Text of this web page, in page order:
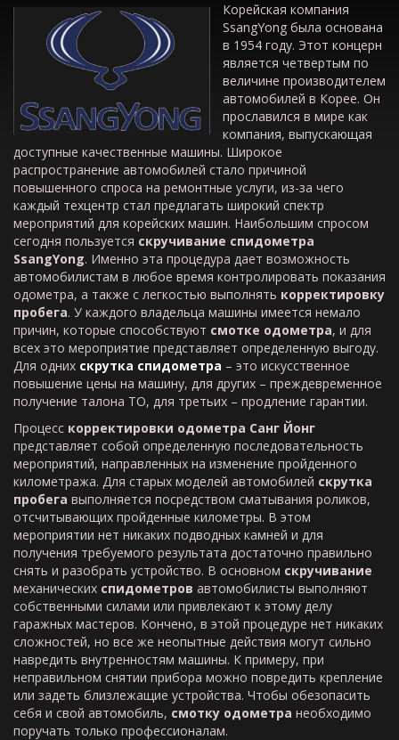
Корейская компания
SsangYong была основана
в 1954 году. Этот концерн
является четвертым по
величине производителем
автомобилей в Корее. Он
прославился в мире как
компания, выпускающая
доступные качественные машины. Широкое
распространение автомобилей стало причиной
повышенного спроса на ремонтные услуги, из-за чего
каждый техцентр стал предлагать широкий спектр
мероприятий для корейских машин. Наибольшим спросом
сегодня пользуется скручивание спидометра
SsangYong. Именно эта процедура дает возможность
автомобилистам в любое время контролировать показания
одометра, а также с легкостью выполнять корректировку
пробега. У каждого владельца машины имеется немало
причин, которые способствуют смотке одометра, и для
всех это мероприятие представляет определенную выгоду.
Для одних скрутка спидометра – это искусственное
повышение цены на машину, для других – преждевременное
получение талона ТО, для третьих – продление гарантии.
Процесс корректировки одометра Санг Йонг
представляет собой определенную последовательность
мероприятий, направленных на изменение пройденного
километража. Для старых моделей автомобилей скрутка
пробега выполняется посредством сматывания роликов,
отсчитывающих пройденные километры. В этом
мероприятии нет никаких подводных камней и для
получения требуемого результата достаточно правильно
снять и разобрать устройство. В основном скручивание
механических спидометров автомобилисты выполняют
собственными силами или привлекают к этому делу
гаражных мастеров. Кончено, в этой процедуре нет никаких
сложностей, но все же неопытные действия могут сильно
навредить внутренностям машины. К примеру, при
неправильном снятии прибора можно повредить крепление
или задеть близлежащие устройства. Чтобы обезопасить
себя и свой автомобиль, смотку одометра необходимо
поручать только профессионалам.